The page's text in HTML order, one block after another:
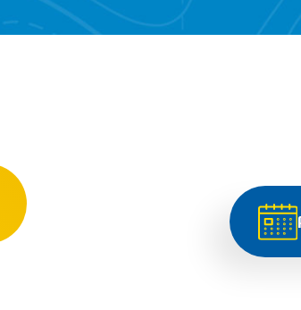
SEPTEMBRE 2026